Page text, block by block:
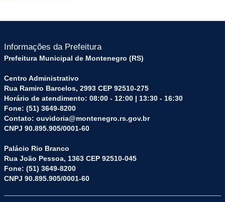
Informações da Prefeitura
Prefeitura Municipal de Montenegro (RS)
Centro Administrativo
Rua Ramiro Barcelos, 2993 CEP 92510-275
Horário de atendimento: 08:00 - 12:00 | 13:30 - 16:30
Fone: (51) 3649-8200
Contato: ouvidoria@montenegro.rs.gov.br
CNPJ 90.895.905/0001-60
Palácio Rio Branco
Rua João Pessoa, 1363 CEP 92510-045
Fone: (51) 3649-8200
CNPJ 90.895.905/0001-60